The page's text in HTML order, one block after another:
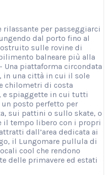
rilassante per passeggiarci
dal porto fino al
sulle rovine di
balneare più alla
Una piattaforma circondata
in una città in cui il sole
chilometri di costa
e spiaggette in cui tutti
posto perfetto per
sui pattini o sullo skate, o
il tempo libero con i propri
dall’area dedicata ai
il Lungomare pullula di
cool che rendono
delle primavere ed estati